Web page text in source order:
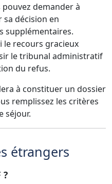
pouvez demander à
sa décision en
supplémentaires.
le recours gracieux
le tribunal administratif
du refus.
à constituer un dossier
remplissez les critères
séjour.
étrangers
?